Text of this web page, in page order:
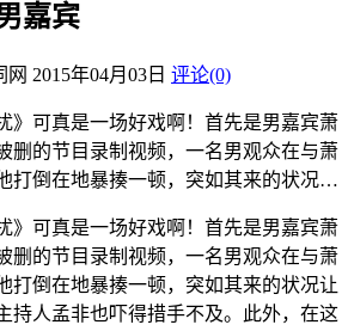
嘉宾
网 2015年04月03日 评论(0)
》可真是一场好戏啊！首先是男嘉宾萧
删的节目录制视频，一名男观众在与萧
打倒在地暴揍一顿，突如其来的状况…
》可真是一场好戏啊！首先是男嘉宾萧
删的节目录制视频，一名男观众在与萧
打倒在地暴揍一顿，突如其来的状况让
持人孟非也吓得措手不及。此外，在这